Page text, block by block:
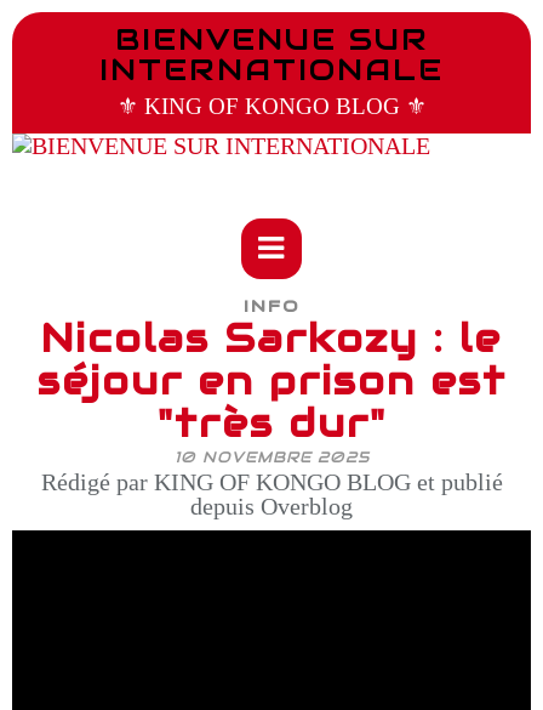
BIENVENUE SUR
INTERNATIONALE
⚜️ KING OF KONGO BLOG ⚜️
INFO
Nicolas Sarkozy : le
séjour en prison est
"très dur"
10 NOVEMBRE 2025
Rédigé par KING OF KONGO BLOG et publié
depuis Overblog